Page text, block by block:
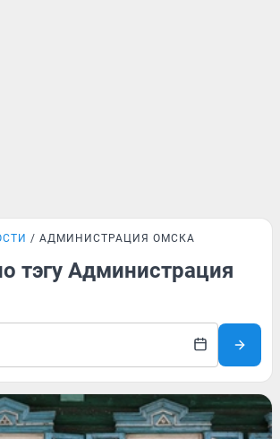
АДМИНИСТРАЦИЯ ОМСКА
тэгу Администрация